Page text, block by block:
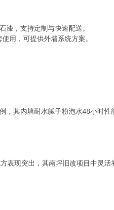
漆，支持定制与快速配送。
用，可提供外墙系统方案。
，其内墙耐水腻子粉泡水48小时性
表现突出，其南坪旧改项目中灵